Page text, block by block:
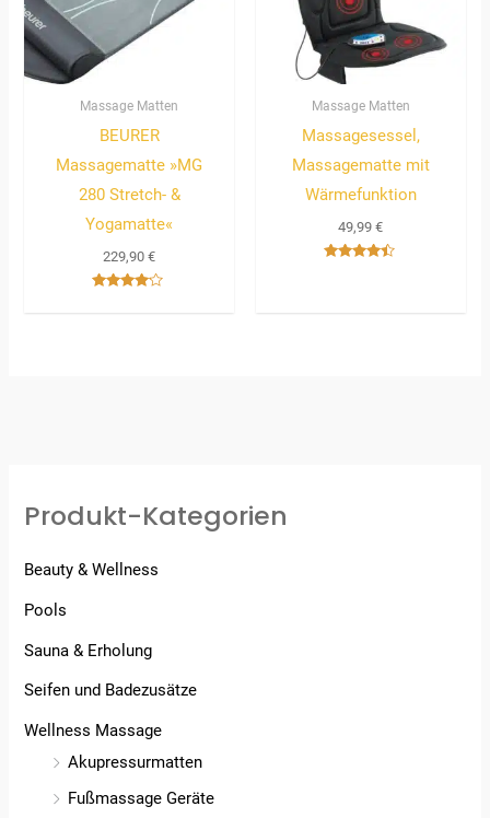
Massage Matten
BEURER
Massagematte »MG
280 Stretch- &
Yogamatte«
229,90€
Massage Matten
Massagesessel,
Massagematte mit
Wärmefunktion
49,99€
Produkt-Kategorien
Beauty & Wellness
Pools
Sauna & Erholung
Seifen und Badezusätze
Wellness Massage
Akupressurmatten
Fußmassage Geräte